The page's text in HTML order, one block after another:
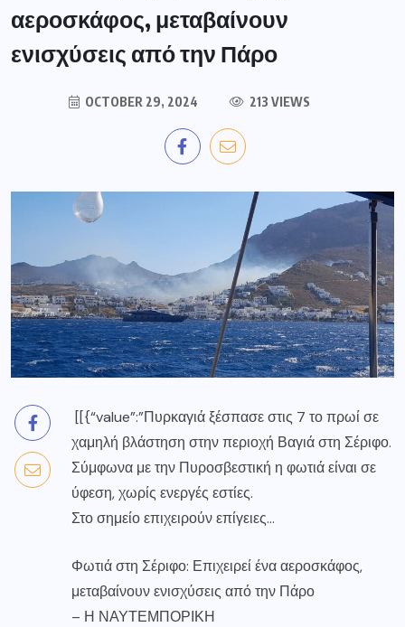
αεροσκάφος, μεταβαίνουν
ενισχύσεις από την Πάρο
OCTOBER 29, 2024 213 VIEWS
[[{“value”:”Πυρκαγιά ξέσπασε στις 7 το πρωί σε
χαμηλή βλάστηση στην περιοχή Βαγιά στη Σέριφο.
Σύμφωνα με την Πυροσβεστική η φωτιά είναι σε
ύφεση, χωρίς ενεργές εστίες.
Στο σημείο επιχειρούν επίγειες…
Φωτιά στη Σέριφο: Επιχειρεί ένα αεροσκάφος,
μεταβαίνουν ενισχύσεις από την Πάρο
– Η ΝΑΥΤΕΜΠΟΡΙΚΗ